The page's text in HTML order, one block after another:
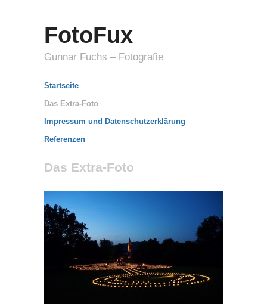
FotoFux
Gunnar Fuchs – Fotografie
Startseite
Das Extra-Foto
Impressum und Datenschutzerklärung
Referenzen
Das Extra-Foto